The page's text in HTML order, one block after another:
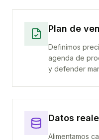
Plan de
Definimos
agenda de
y defender
Datos
Alimentamos